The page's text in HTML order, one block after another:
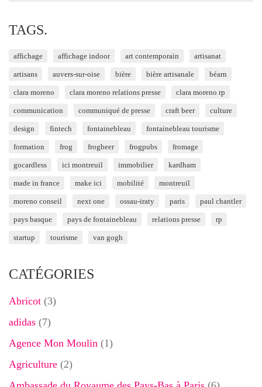
TAGS.
affichage affichage indoor art contemporain artisanat
artisans auvers-sur-oise bière bière artisanale béarn
clara moreno clara moreno relations presse clara moreno rp
communication communiqué de presse craft beer culture
design fintech fontainebleau fontainebleau tourisme
formation frog frogbeer frogpubs fromage
gocardless ici montreuil immobilier kardham
made in france make ici mobilité montreuil
moreno conseil next one ossau-iraty paris paul chantler
pays basque pays de fontainebleau relations presse rp
startup tourisme van gogh
CATÉGORIES
Abricot (3)
adidas (7)
Agence Mon Moulin (1)
Agriculture (2)